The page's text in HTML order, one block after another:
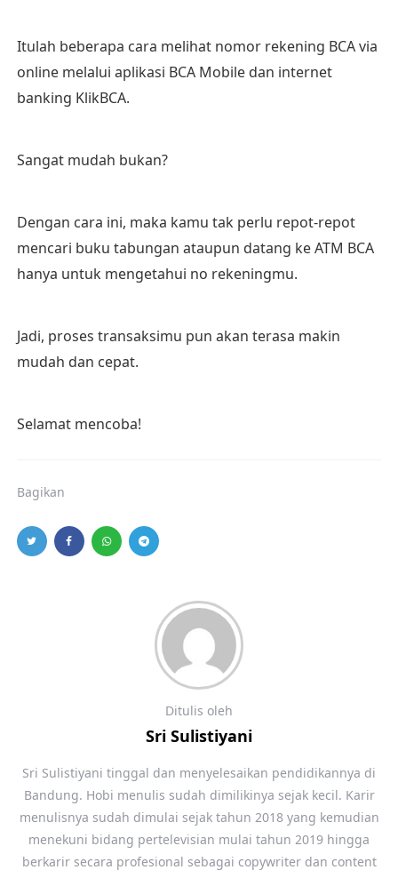
Itulah beberapa cara melihat nomor rekening BCA via
online melalui aplikasi BCA Mobile dan internet
banking KlikBCA.
Sangat mudah bukan?
Dengan cara ini, maka kamu tak perlu repot-repot
mencari buku tabungan ataupun datang ke ATM BCA
hanya untuk mengetahui no rekeningmu.
Jadi, proses transaksimu pun akan terasa makin
mudah dan cepat.
Selamat mencoba!
Bagikan
Ditulis oleh
Sri Sulistiyani
Sri Sulistiyani tinggal dan menyelesaikan pendidikannya di
Bandung. Hobi menulis sudah dimilikinya sejak kecil. Karir
menulisnya sudah dimulai sejak tahun 2018 yang kemudian
menekuni bidang pertelevisian mulai tahun 2019 hingga
berkarir secara profesional sebagai copywriter dan content